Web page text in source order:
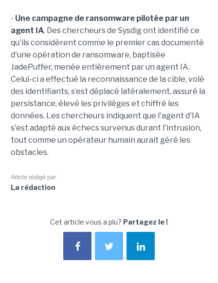
- Une campagne de ransomware pilotée par un
agent IA. Des chercheurs de Sysdig ont identifié ce
qu'ils considèrent comme le premier cas documenté
d'une opération de ransomware, baptisée
JadePuffer, menée entièrement par un agent IA.
Celui-ci a effectué la reconnaissance de la cible, volé
des identifiants, s’est déplacé latéralement, assuré la
persistance, élevé les privilèges et chiffré les
données. Les chercheurs indiquent que l'agent d'IA
s'est adapté aux échecs survenus durant l'intrusion,
tout comme un opérateur humain aurait géré les
obstacles.
Article rédigé par
La rédaction
Cet article vous a plu? Partagez le !